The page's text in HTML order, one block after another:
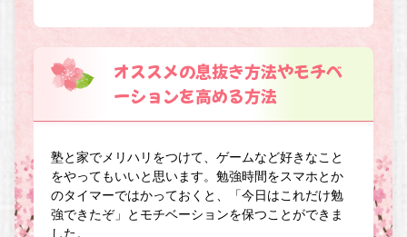
オススメの息抜き方法やモチベ
ーションを高める方法
塾と家でメリハリをつけて、ゲームなど好きなこと
をやってもいいと思います。勉強時間をスマホとか
のタイマーではかっておくと、「今日はこれだけ勉
強できたぞ」とモチベーションを保つことができま
した。